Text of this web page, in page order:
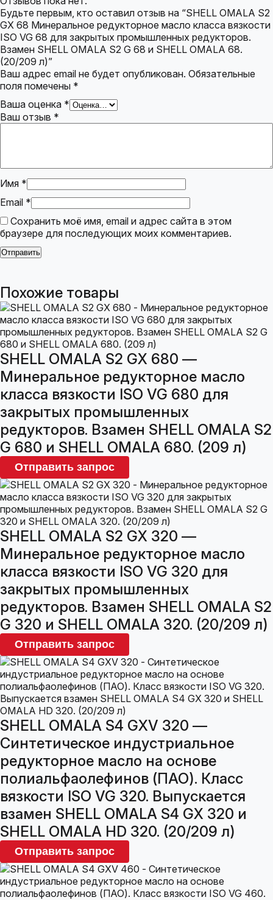
Будьте первым, кто оставил отзыв на “SHELL OMALA S2
GX 68 Минеральное редукторное масло класса вязкости
ISO VG 68 для закрытых промышленных редукторов.
Взамен SHELL OMALA S2 G 68 и SHELL OMALA 68.
(20/209 л)”
Ваш адрес email не будет опубликован. Обязательные
поля помечены *
Ваша оценка *
Ваш отзыв *
Имя *
Email *
Сохранить моё имя, email и адрес сайта в этом
браузере для последующих моих комментариев.
Похожие товары
SHELL OMALA S2 GX 680 —
Минеральное редукторное масло
класса вязкости ISO VG 680 для
закрытых промышленных
редукторов. Взамен SHELL OMALA S2
G 680 и SHELL OMALA 680. (209 л)
Отправить запрос
SHELL OMALA S2 GX 320 —
Минеральное редукторное масло
класса вязкости ISO VG 320 для
закрытых промышленных
редукторов. Взамен SHELL OMALA S2
G 320 и SHELL OMALA 320. (20/209 л)
Отправить запрос
SHELL OMALA S4 GXV 320 —
Синтетическое индустриальное
редукторное масло на основе
полиальфаолефинов (ПАО). Класс
вязкости ISO VG 320. Выпускается
взамен SHELL OMALA S4 GX 320 и
SHELL OMALA HD 320. (20/209 л)
Отправить запрос